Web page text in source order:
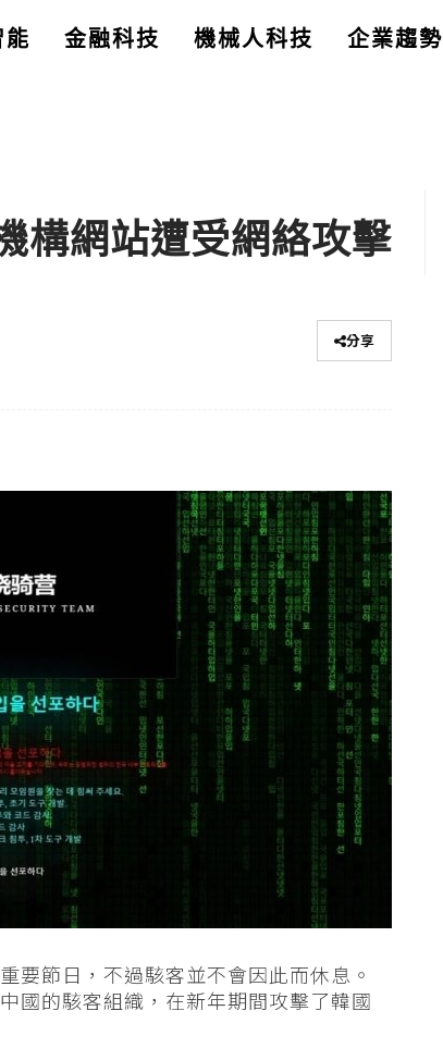
能 金融科技 機械人科技 企業趨勢
構網站遭受網絡攻擊
分享
要節日，不過駭客並不會因此而休息。
國的駭客組織，在新年期間攻擊了韓國